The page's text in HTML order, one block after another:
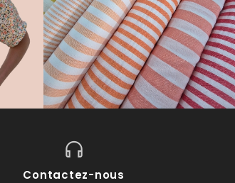
Contactez-nous